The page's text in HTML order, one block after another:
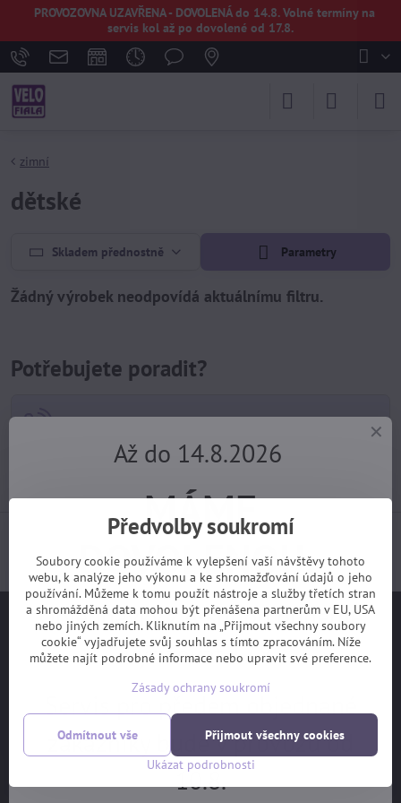
PROVOZOVNA UZAVŘENA - DOVOLENÁ do 14.8. Volné termíny na
servis kol až po dovolené od 17.8.
zimní
dětské
Skladem přednostně Parametry
Potřebujete poradit?
+420 725 729 111
tomas​@velofiala​.cz
Jak jsou s našimi službami spokojeni samotní
zákazníci? (z webu Heuréka)
Užitečné odkazy
Na hlavní stranu
Ceník servisních prací
Garanční prohlídka
OBCHODNÍ PODMÍNKY
Předvolby soukromí
Soubory cookie používáme k vylepšení vaší návštěvy tohoto
webu, k analýze jeho výkonu a ke shromažďování údajů o jeho
používání. Můžeme k tomu použít nástroje a služby třetích stran
a shromážděná data mohou být přenášena partnerům v EU, USA
nebo jiných zemích. Kliknutím na „Přijmout všechny soubory
cookie“ vyjadřujete svůj souhlas s tímto zpracováním. Níže
můžete najít podrobné informace nebo upravit své preference.
Zásady ochrany soukromí
Ukázat podrobnosti
Přijmout všechny cookies
Odmítnout vše
Až do 14.8.2026
MÁME
DOVOLENOU.
Objednávky z e-shopu budeme
vyřizovat 17.8.
Servis pro předem objednané
zákazníky bude v provozu od
10.8.